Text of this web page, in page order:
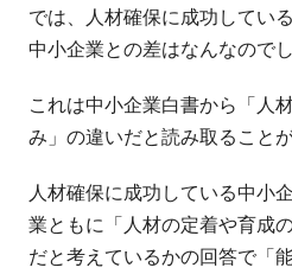
では、人材確保に成功してい
中小企業との差はなんなので
これは中小企業白書から「人
み」の違いだと読み取ること
人材確保に成功している中小
業ともに「人材の定着や育成
だと考えているかの回答で「